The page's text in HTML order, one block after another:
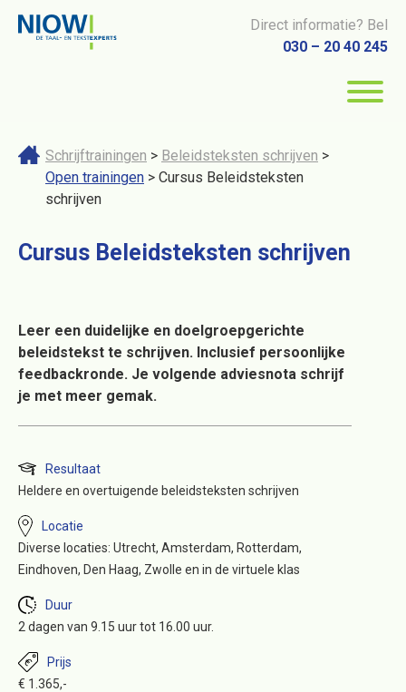
Direct informatie? Bel
030 – 20 40 245
Schrijftrainingen > Beleidsteksten schrijven >
Open trainingen > Cursus Beleidsteksten
schrijven
Cursus Beleidsteksten schrijven
Leer een duidelijke en doelgroepgerichte
beleidstekst te schrijven. Inclusief persoonlijke
feedbackronde. Je volgende adviesnota schrijf
je met meer gemak.
Resultaat
Heldere en overtuigende beleidsteksten schrijven
Locatie
Diverse locaties: Utrecht, Amsterdam, Rotterdam,
Eindhoven, Den Haag, Zwolle en in de virtuele klas
Duur
2 dagen van 9.15 uur tot 16.00 uur.
Prijs
€ 1.365,-